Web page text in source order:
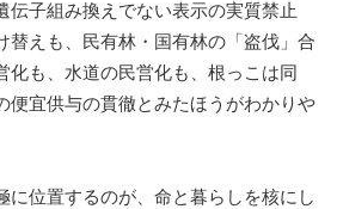
伝子組み換えでない表示の実質禁止
替えも、民有林・国有林の「盗伐」合
化も、水道の民営化も、根っこは同
便宜供与の貫徹とみたほうがわかりや
位置するのが、命と暮らしを核にし